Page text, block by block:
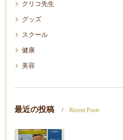
クリコ先生
グッズ
スクール
健康
美容
最近の投稿 Recent Posts